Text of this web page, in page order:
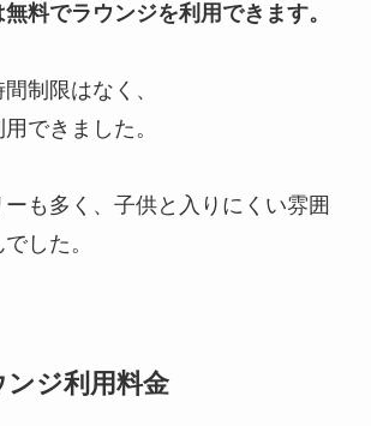
料でラウンジを利用できます。
制限はなく、
できました。
も多く、子供と入りにくい雰囲
した。
ジ利用料金